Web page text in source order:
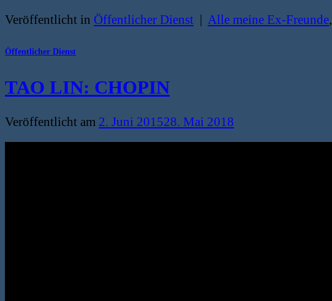
Veröffentlicht in Öffentlicher Dienst | Alle meine Ex-Freunde,
Öffentlicher Dienst
TAO LIN: CHOPIN
Veröffentlicht am 2. Juni 201528. Mai 2018